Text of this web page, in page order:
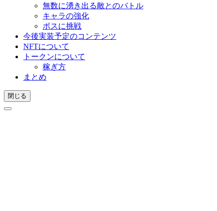
無数に湧き出る敵とのバトル
キャラの強化
ボスに挑戦
今後実装予定のコンテンツ
NFTについて
トークンについて
稼ぎ方
まとめ
閉じる